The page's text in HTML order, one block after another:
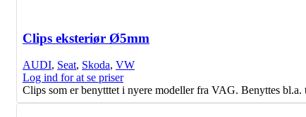
Clips eksteriør Ø5mm
AUDI, Seat, Skoda, VW
Log ind for at se priser
Clips som er benytttet i nyere modeller fra VAG. Benyttes